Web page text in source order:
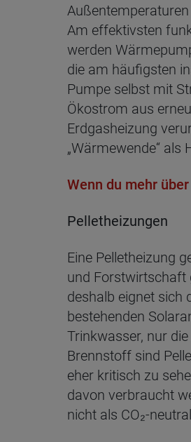
Am effektivsten
werden
die am häufigsten
Pumpe selbst mit
Ökostrom aus
Erdgasheizung
„Wärmewende“ als
Wenn du mehr
Pelletheizungen
Eine Pelletheizung
und Forstwirtschaft
deshalb eignet sich
bestehenden
Trinkwasser, nur
Brennstoff sind
eher kritisch zu
davon verbraucht
nicht als CO₂-